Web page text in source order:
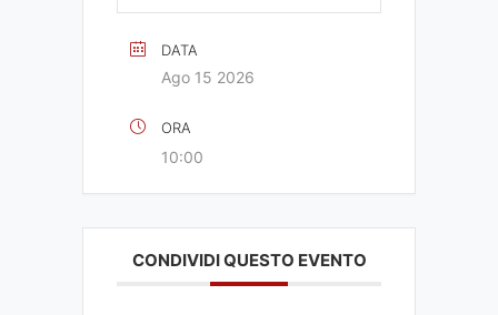
DATA
Ago 15 2026
ORA
10:00
CONDIVIDI QUESTO EVENTO